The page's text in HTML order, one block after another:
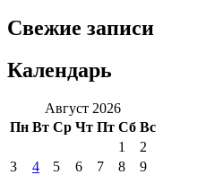
Свежие записи
Календарь
Август 2026
Пн Вт Ср Чт Пт Сб Вс
1
2
3
4 5 6 7 8
9